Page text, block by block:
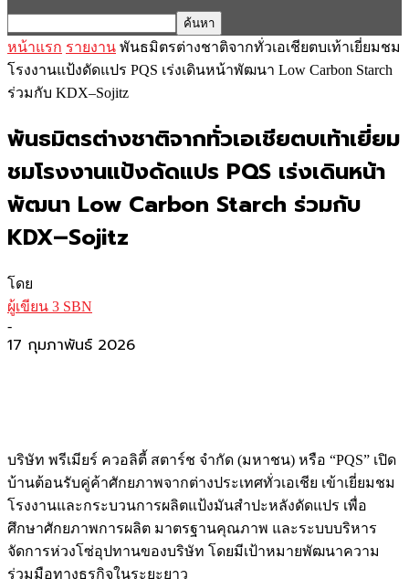
หน้าแรก รายงาน พันธมิตรต่างชาติจากทั่วเอเชียตบเท้าเยี่ยมชม
โรงงานแป้งดัดแปร PQS เร่งเดินหน้าพัฒนา Low Carbon Starch
ร่วมกับ KDX–Sojitz
พันธมิตรต่างชาติจากทั่วเอเชียตบเท้าเยี่ยม
ชมโรงงานแป้งดัดแปร PQS เร่งเดินหน้า
พัฒนา Low Carbon Starch ร่วมกับ
KDX–Sojitz
โดย
ผู้เขียน 3 SBN
-
17 กุมภาพันธ์ 2026
บริษัท พรีเมียร์ ควอลิตี้ สตาร์ช จำกัด (มหาชน) หรือ “PQS” เปิด
บ้านต้อนรับคู่ค้าศักยภาพจากต่างประเทศทั่วเอเชีย เข้าเยี่ยมชม
โรงงานและกระบวนการผลิตแป้งมันสำปะหลังดัดแปร เพื่อ
ศึกษาศักยภาพการผลิต มาตรฐานคุณภาพ และระบบบริหาร
จัดการห่วงโซ่อุปทานของบริษัท โดยมีเป้าหมายพัฒนาความ
ร่วมมือทางธุรกิจในระยะยาว